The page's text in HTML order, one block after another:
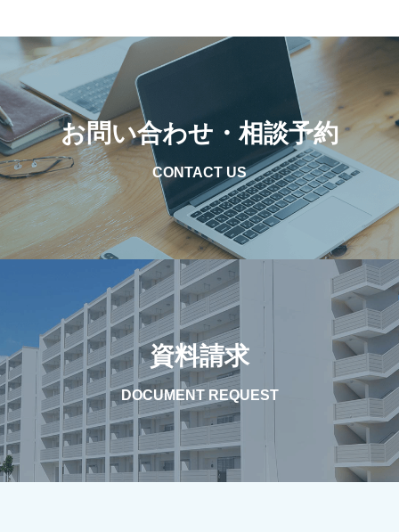
お問い合わせ・相談予約
CONTACT US
資料請求
DOCUMENT REQUEST